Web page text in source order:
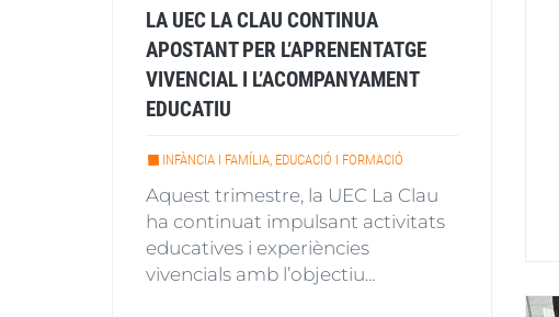
LA UEC LA CLAU CONTINUA
APOSTANT PER L’APRENENTATGE
VIVENCIAL I L’ACOMPANYAMENT
EDUCATIU
INFÀNCIA I FAMÍLIA, EDUCACIÓ I FORMACIÓ
Aquest trimestre, la UEC La Clau
ha continuat impulsant activitats
educatives i experiències
vivencials amb l’objectiu...